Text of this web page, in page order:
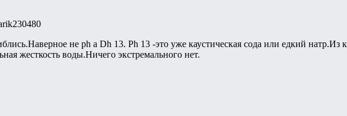
не ph a Dh 13. Рh 13 -это уже каустическая сода или едкий натр.Из
жесткость воды.Ничего экстремального нет.